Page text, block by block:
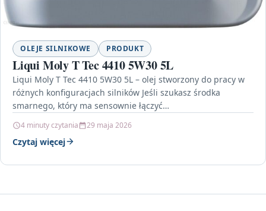
OLEJE SILNIKOWE PRODUKT
Liqui Moly T Tec 4410 5W30 5L
Liqui Moly T Tec 4410 5W30 5L – olej stworzony do pracy w
różnych konfiguracjach silników Jeśli szukasz środka
smarnego, który ma sensownie łączyć…
4 minuty czytania 29 maja 2026
Czytaj więcej